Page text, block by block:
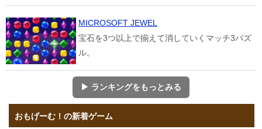
MICROSOFT JEWEL
宝石を3つ以上で揃えて消していくマッチ3パズ
ル。
▶ ランキングをもっとみる
おもげーむ！の新着ゲーム